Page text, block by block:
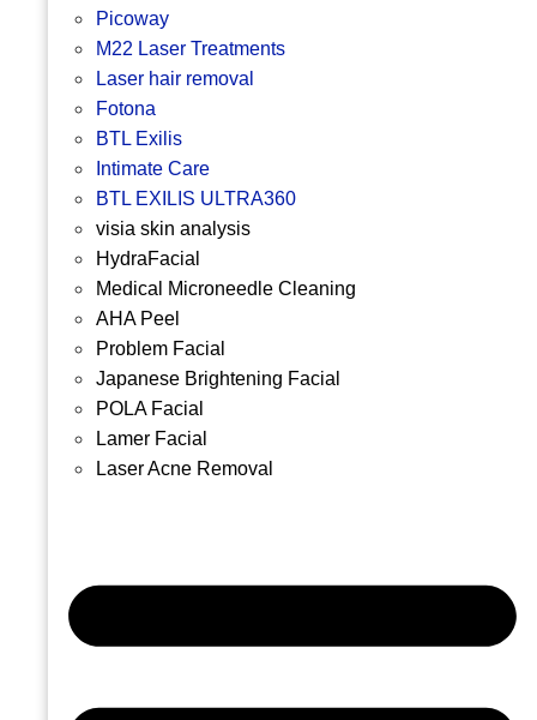
Picoway
M22 Laser Treatments
Laser hair removal
Fotona
BTL Exilis
Intimate Care
BTL EXILIS ULTRA360
visia skin analysis
HydraFacial
Medical Microneedle Cleaning
AHA Peel
Problem Facial
Japanese Brightening Facial
POLA Facial
Lamer Facial
Laser Acne Removal